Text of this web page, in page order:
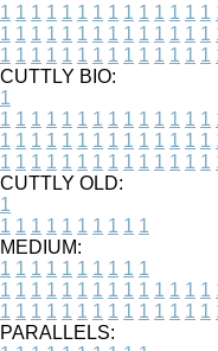
1 1 1 1 1 1 1 1 1 1 1 1 1 1
1 1 1 1 1 1 1 1 1 1 1 1 1 1
1 1 1 1 1 1 1 1 1 1 1 1 1 1
CUTTLY BIO:
1
1 1 1 1 1 1 1 1 1 1 1 1 1 1
1 1 1 1 1 1 1 1 1 1 1 1 1 1
1 1 1 1 1 1 1 1 1 1 1 1 1 1
CUTTLY OLD:
1
1 1 1 1 1 1 1 1 1 1
MEDIUM:
1 1 1 1 1 1 1 1 1 1
1 1 1 1 1 1 1 1 1 1 1 1 1 1
1 1 1 1 1 1 1 1 1 1 1 1 1 1
PARALLELS: